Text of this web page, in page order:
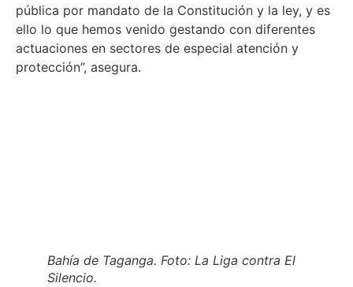
pública por mandato de la Constitución y la ley, y es
ello lo que hemos venido gestando con diferentes
actuaciones en sectores de especial atención y
protección”, asegura.
Bahía de Taganga. Foto: La Liga contra El
Silencio.